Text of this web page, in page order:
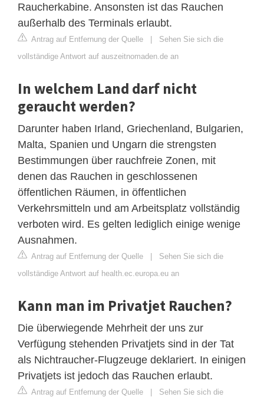
Raucherkabine. Ansonsten ist das Rauchen
außerhalb des Terminals erlaubt.
Antrag auf Entfernung der Quelle | Sehen Sie sich die
vollständige Antwort auf auszeitnomaden.de an
In welchem Land darf nicht
geraucht werden?
Darunter haben Irland, Griechenland, Bulgarien,
Malta, Spanien und Ungarn die strengsten
Bestimmungen über rauchfreie Zonen, mit
denen das Rauchen in geschlossenen
öffentlichen Räumen, in öffentlichen
Verkehrsmitteln und am Arbeitsplatz vollständig
verboten wird. Es gelten lediglich einige wenige
Ausnahmen.
Antrag auf Entfernung der Quelle | Sehen Sie sich die
vollständige Antwort auf health.ec.europa.eu an
Kann man im Privatjet Rauchen?
Die überwiegende Mehrheit der uns zur
Verfügung stehenden Privatjets sind in der Tat
als Nichtraucher-Flugzeuge deklariert. In einigen
Privatjets ist jedoch das Rauchen erlaubt.
Antrag auf Entfernung der Quelle | Sehen Sie sich die